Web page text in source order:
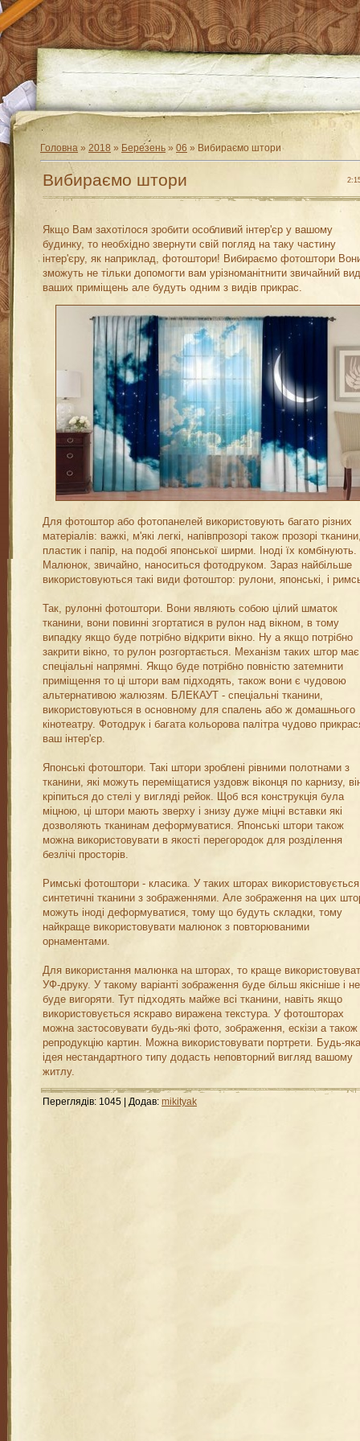
Головна » 2018 » Березень » 06 » Вибираємо штори
Вибираємо штори
Якщо Вам захотілося зробити особливий інтер'єр у вашому
будинку, то необхідно звернути свій погляд на таку частину
інтер'єру, як наприклад, фотоштори! Вибираємо фотоштори
зможуть не тільки допомогти вам урізноманітнити звичайний вид
ваших приміщень але будуть одним з видів прикрас.
Для фотоштор або фотопанелей використовують багато різних
матеріалів: важкі, м'які легкі, напівпрозорі також прозорі
пластик і папір, на подобі японської ширми. Іноді їх комбінують.
Малюнок, звичайно, наноситься фотодруком. Зараз найбільше
використовуються такі види фотоштор: рулони, японські, і
Так, рулонні фотоштори. Вони являють собою цілий шматок
тканини, вони повинні згортатися в рулон над вікном, в тому
випадку якщо буде потрібно відкрити вікно. Ну а якщо потрібно
закрити вікно, то рулон розгортається. Механізм таких штор має
спеціальні напрямні. Якщо буде потрібно повністю затемнити
приміщення то ці штори вам підходять, також вони є чудовою
альтернативою жалюзям. БЛЕКАУТ - спеціальні тканини,
використовуються в основному для спалень або ж домашнього
кінотеатру. Фотодрук і багата кольорова палітра чудово
ваш інтер'єр.
Японські фотоштори. Такі штори зроблені рівними полотнами з
тканини, які можуть переміщатися уздовж віконця по карнизу,
кріпиться до стелі у вигляді рейок. Щоб вся конструкція була
міцною, ці штори мають зверху і знизу дуже міцні вставки які
дозволяють тканинам деформуватися. Японські штори також
можна використовувати в якості перегородок для розділення
безлічі просторів.
Римські фотоштори - класика. У таких шторах використовується
синтетичні тканини з зображеннями. Але зображення на цих
можуть іноді деформуватися, тому що будуть складки, тому
найкраще використовувати малюнок з повторюваними
орнаментами.
Для використання малюнка на шторах, то краще
УФ-друку. У такому варіанті зображення буде більш якісніше і не
буде вигоряти. Тут підходять майже всі тканини, навіть якщо
використовується яскраво виражена текстура. У фотошторах
можна застосовувати будь-які фото, зображення, ескізи а також
репродукцію картин. Можна використовувати портрети. Будь-яка
ідея нестандартного типу додасть неповторний вигляд вашому
житлу.
Переглядів: 1045 Додав: mikityak